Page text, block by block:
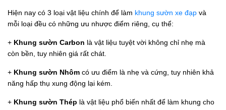
Hiện nay có 3 loại vật liệu chính để làm khung sườn xe đạp và
mỗi loại đều có những ưu nhược điểm riêng, cụ thể:
+ Khung sườn Carbon là vật liệu tuyệt vời không chỉ nhẹ mà
còn bền, tuy nhiên giá rất chát.
+ Khung sườn Nhôm có ưu điểm là nhẹ và cứng, tuy nhiên khả
năng hấp thụ xung động lại kém.
+ Khung sườn Thép là vật liệu phổ biến nhất để làm khung cho